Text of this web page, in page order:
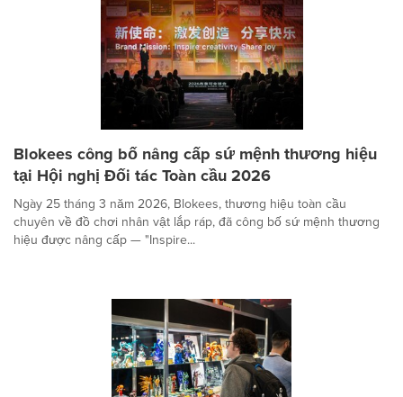
Blokees công bố nâng cấp sứ mệnh thương hiệu
tại Hội nghị Đối tác Toàn cầu 2026
Ngày 25 tháng 3 năm 2026, Blokees, thương hiệu toàn cầu
chuyên về đồ chơi nhân vật lắp ráp, đã công bố sứ mệnh thương
hiệu được nâng cấp — "Inspire...